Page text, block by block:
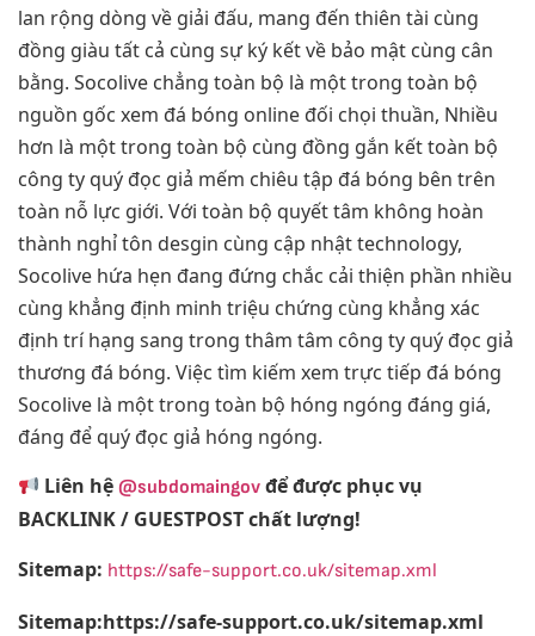
lan rộng dòng về giải đấu, mang đến thiên tài cùng
đồng giàu tất cả cùng sự ký kết về bảo mật cùng cân
bằng. Socolive chẳng toàn bộ là một trong toàn bộ
nguồn gốc xem đá bóng online đối chọi thuần, Nhiều
hơn là một trong toàn bộ cùng đồng gắn kết toàn bộ
công ty quý đọc giả mếm chiêu tập đá bóng bên trên
toàn nỗ lực giới. Với toàn bộ quyết tâm không hoàn
thành nghỉ tôn desgin cùng cập nhật technology,
Socolive hứa hẹn đang đứng chắc cải thiện phần nhiều
cùng khẳng định minh triệu chứng cùng khẳng xác
định trí hạng sang trong thâm tâm công ty quý đọc giả
thương đá bóng. Việc tìm kiếm xem trực tiếp đá bóng
Socolive là một trong toàn bộ hóng ngóng đáng giá,
đáng để quý đọc giả hóng ngóng.
Liên hệ@subdomaingov để được phục vụ
BACKLINK / GUESTPOST chất lượng!
Sitemap: https://safe-support.co.uk/sitemap.xml
Sitemap:https://safe-support.co.uk/sitemap.xml